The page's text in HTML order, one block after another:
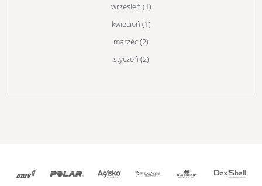
wrzesień (1)
kwiecień (1)
marzec (2)
styczeń (2)